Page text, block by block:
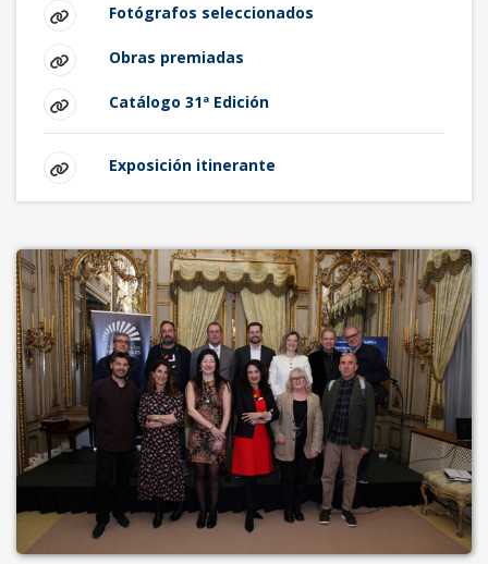
Fotógrafos seleccionados
Obras premiadas
Catálogo 31ª Edición
Exposición itinerante